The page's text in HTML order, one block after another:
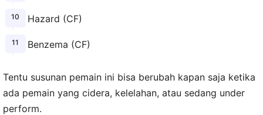
Hazard (CF)
Benzema (CF)
Tentu susunan pemain ini bisa berubah kapan saja ketika
ada pemain yang cidera, kelelahan, atau sedang under
perform.